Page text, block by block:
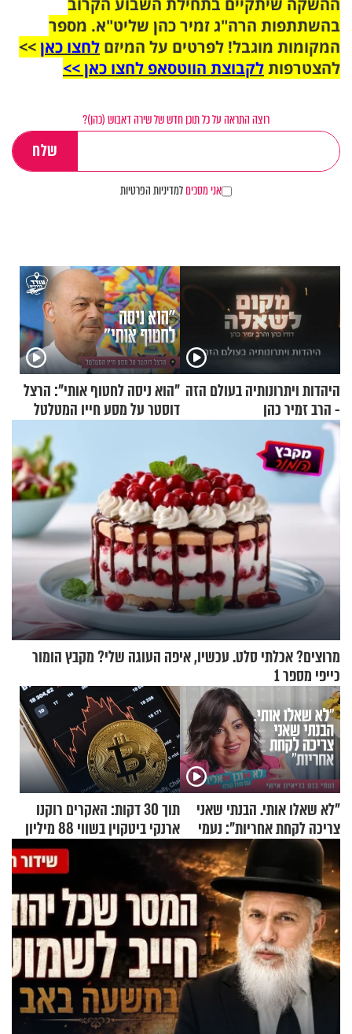
ההשקה שיתקיים בתחילת השבוע הקרוב
בהשתתפות הרה"ג זמיר כהן שליט"א. מספר
המקומות מוגבל! לפרטים על המיזם לחצו כאן>>
להצטרפותלקבוצת הווטסאפ לחצו כאן >>
רוצה התראה על כל תוכן חדש של שירה דאבוש (כהן)?
אני מסכיםלמדיניות הפרטיות
היהדות ויתרונותיה בעולם הזה
- הרב זמיר כהן
"הוא ניסה לחטוף אותי": הרצל
דוסטר על מסע חייו המטלטל
מרוצים? אכלתי סלט. עכשיו, איפה העוגה שלי? מקבץ הומור
כייפי מספר 1
"לא שאלו אותי. הבנתי שאני
צריכה לקחת אחריות": נעמי
בנט בריאיון אישי
תוך 30 דקות: האקרים רוקנו
ארנקי ביטקוין בשווי 88 מיליון
דולר